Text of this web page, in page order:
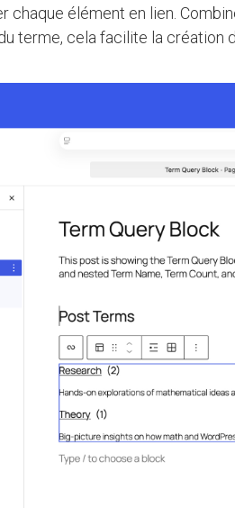
chaque élément en lien.
terme, cela facilite la création